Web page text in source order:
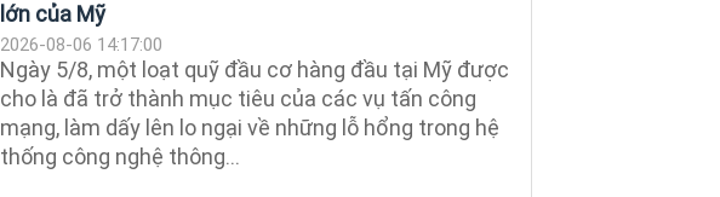
lớn của Mỹ
2026-08-06 14:17:00
Ngày 5/8, một loạt quỹ đầu cơ hàng đầu tại Mỹ được
cho là đã trở thành mục tiêu của các vụ tấn công
mạng, làm dấy lên lo ngại về những lỗ hổng trong hệ
thống công nghệ thông...